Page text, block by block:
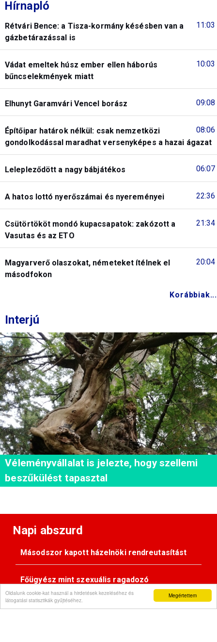
Megértettem
Oldalunk cookie-kat használ a hirdetések kezeléséhez és
látogatási statisztikák gyűjtéséhez.
Hírnapló
11:03
Rétvári Bence: a Tisza-kormány késésben van a
gázbetárazással is
10:03
Vádat emeltek húsz ember ellen háborús
bűncselekmények miatt
09:08
Elhunyt Garamvári Vencel borász
08:06
Építőipar határok nélkül: csak nemzetközi
gondolkodással maradhat versenyképes a hazai ágazat
06:07
Lelepleződött a nagy bábjátékos
22:36
A hatos lottó nyerőszámai és nyereményei
21:34
Csütörtököt mondó kupacsapatok: zakózott a
Vasutas és az ETO
20:04
Magyarverő olaszokat, németeket ítélnek el
másodfokon
Korábbiak...
Interjú
Véleményvállalat is jelezte, hogy szellemi
beszűkülést tapasztal
Napi abszurd
Másodszor kapott házelnöki rendreutasítást
Főügyész mint szexuális ragadozó
Pimasz önkényúr